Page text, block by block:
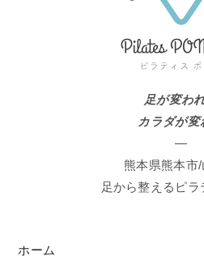
足が変わ
カラダが変
—
熊本県熊本市
足から整えるピラ
ホーム